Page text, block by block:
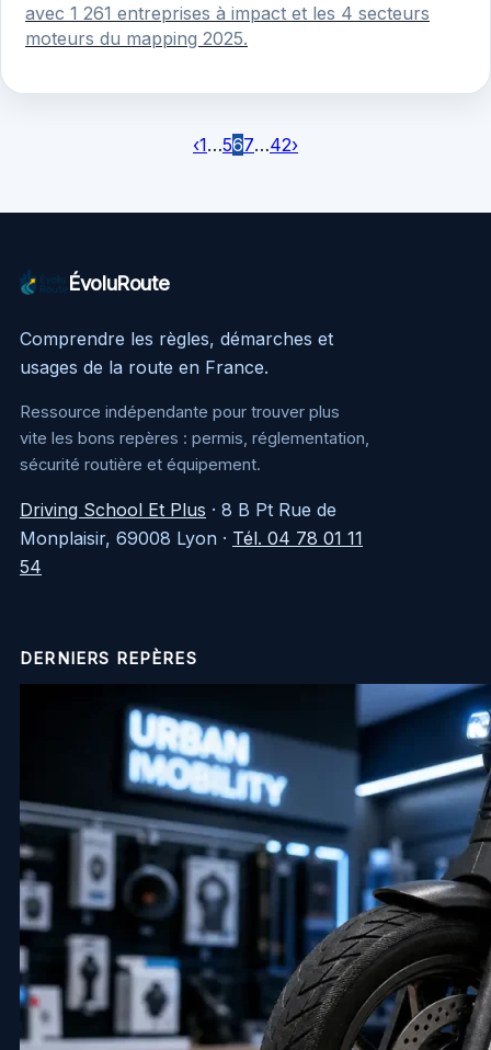
avec 1 261 entreprises à impact et les 4 secteurs
moteurs du mapping 2025.
‹1…567…42›
ÉvoluRoute
Comprendre les règles, démarches et
usages de la route en France.
Ressource indépendante pour trouver plus
vite les bons repères : permis, réglementation,
sécurité routière et équipement.
Driving School Et Plus · 8 B Pt Rue de
Monplaisir, 69008 Lyon · Tél. 04 78 01 11
54
DERNIERS REPÈRES